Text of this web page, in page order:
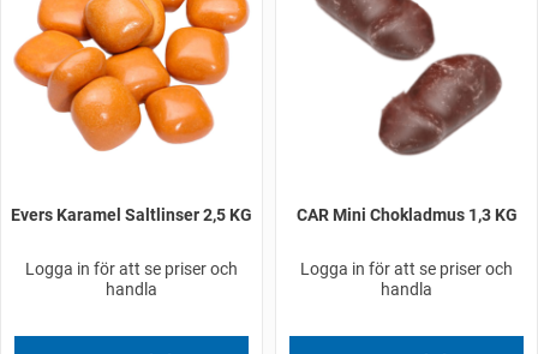
Evers Karamel Saltlinser 2,5 KG
Logga in för att se priser och
handla
CAR Mini Chokladmus 1,3 KG
Logga in för att se priser och
handla